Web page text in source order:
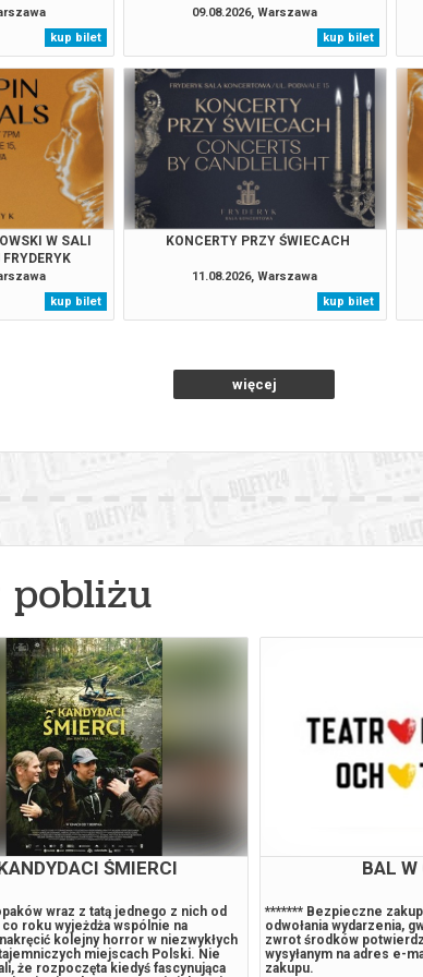
, g. 16:00(sobota) Fryderyk Concert
, g. 17:30(sobota) Fryderyk
, g. 19:00 (sobota) Fryderyk Concert
, g. 20:55(sobota) Fryderyk Concert
, g. 14:00 Fryderyk Concert
(niedziela) Fryderyk Concert
, g. 20:55(niedziela) Fryderyk Concert
, g. 14:30 (poniedziałek)
, g. 17:30
, g. 19:00(poniedziałek)
, g. 20:55(poniedziałek) Fryderyk
, g. 14:30(wtorek) Fryderyk Concert
, g. 16:00(wtorek)
, g. 17:30(wtorek) Fryderyk Concert
, g. 19:00(wtorek) Fryderyk Concert
kup bilet
09.08.2026, Warszawa
kup bilet
W SALI
kup bilet
KONCERTY PRZY ŚWIECACH
11.08.2026, Warszawa
kup bilet
więcej
ŚMIERCI
wraz z tatą jednego z nich od
co roku wyjeżdża wspólnie na
kolejny horror w niezwykłych
miejscach Polski. Nie
że rozpoczęta kiedyś fascynująca
BAL W
******* Bezpieczne
odwołania wydarzenia,
zwrot środków
wysyłanym na adres e-
zakupu.